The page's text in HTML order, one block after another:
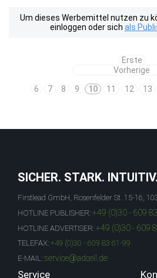
Um dieses Werbemittel nutzen zu
einloggen oder sich als
Erste
Vorherige
6
7 8 9 10 11 12 13
SICHER. STARK. INTUITIV.
Firstlead GmbH, Rosenfelder St. 15-16,
HOTLINE PUBLISHER: +49 (0)30 - 609
HOTLINE ADVERTISER: +49 (0)30 - 609
TELEFAX: +49 (0)30 - 609 83 61-99
E-MAIL: service@adcell.de
Service